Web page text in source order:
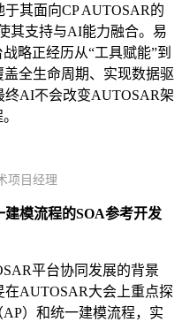
其面向CP AUTOSAR的
其支持与AI能力融合。易
略正经历从“工具赋能”到
全生命周期、实现数据驱
AI不会改变AUTOSAR架
项目经理
模流程的SOA参考开发
平台协同发展的背景
AUTOSAR大会上重点探
）和统一建模流程，实